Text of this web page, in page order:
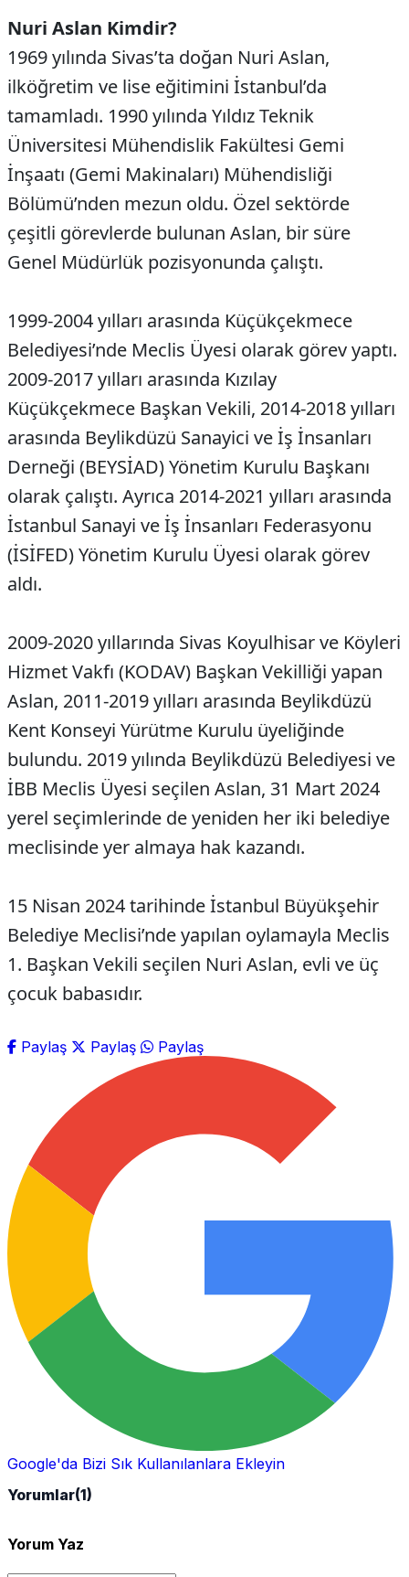
Nuri Aslan Kimdir?
1969 yılında Sivas’ta doğan Nuri Aslan,
ilköğretim ve lise eğitimini İstanbul’da
tamamladı. 1990 yılında Yıldız Teknik
Üniversitesi Mühendislik Fakültesi Gemi
İnşaatı (Gemi Makinaları) Mühendisliği
Bölümü’nden mezun oldu. Özel sektörde
çeşitli görevlerde bulunan Aslan, bir süre
Genel Müdürlük pozisyonunda çalıştı.
1999-2004 yılları arasında Küçükçekmece
Belediyesi’nde Meclis Üyesi olarak görev yaptı.
2009-2017 yılları arasında Kızılay
Küçükçekmece Başkan Vekili, 2014-2018 yılları
arasında Beylikdüzü Sanayici ve İş İnsanları
Derneği (BEYSİAD) Yönetim Kurulu Başkanı
olarak çalıştı. Ayrıca 2014-2021 yılları arasında
İstanbul Sanayi ve İş İnsanları Federasyonu
(İSİFED) Yönetim Kurulu Üyesi olarak görev
aldı.
2009-2020 yıllarında Sivas Koyulhisar ve Köyleri
Hizmet Vakfı (KODAV) Başkan Vekilliği yapan
Aslan, 2011-2019 yılları arasında Beylikdüzü
Kent Konseyi Yürütme Kurulu üyeliğinde
bulundu. 2019 yılında Beylikdüzü Belediyesi ve
İBB Meclis Üyesi seçilen Aslan, 31 Mart 2024
yerel seçimlerinde de yeniden her iki belediye
meclisinde yer almaya hak kazandı.
15 Nisan 2024 tarihinde İstanbul Büyükşehir
Belediye Meclisi’nde yapılan oylamayla Meclis
1. Başkan Vekili seçilen Nuri Aslan, evli ve üç
çocuk babasıdır.
Paylaş Paylaş Paylaş
Google'da Bizi Sık Kullanılanlara Ekleyin
Yorumlar(1)
Yorum Yaz